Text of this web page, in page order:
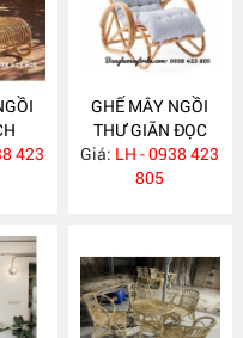
423
GHẾ MÂY NGỒI
THƯ GIÃN ĐỌC
SÁCH MA803
Giá: LH - 0938 423
805